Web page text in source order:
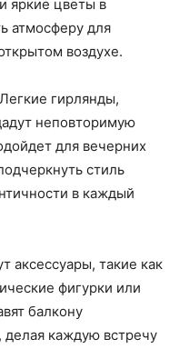
яркие цветы в
атмосферу для
воздухе.
гирлянды,
неповторимую
для вечерних
стиль
в каждый
аксессуары, такие как
фигурки или
балкону
делая каждую встречу